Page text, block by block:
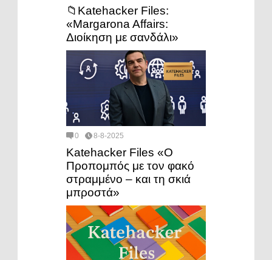
📁Katehacker Files:
«Margarona Affairs:
Διοίκηση με σανδάλι»
0 8-8-2025
Katehacker Files «Ο
Προπομπός με τον φακό
στραμμένο – και τη σκιά
μπροστά»